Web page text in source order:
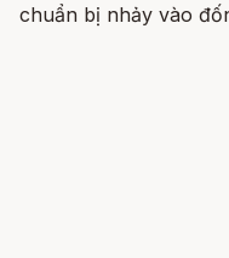
chuẩn bị nhảy vào